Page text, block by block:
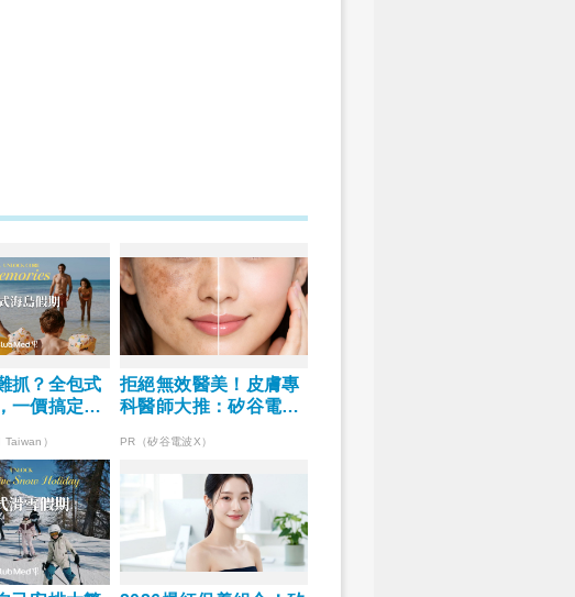
抓？全包式
一價搞定食
）
拒絕無效醫美！皮膚專
科醫師大推：矽谷電波
韌
PR（矽谷電波X）